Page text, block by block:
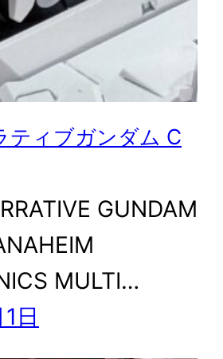
ティブガンダム C
GUNDAM
MULTI…
日